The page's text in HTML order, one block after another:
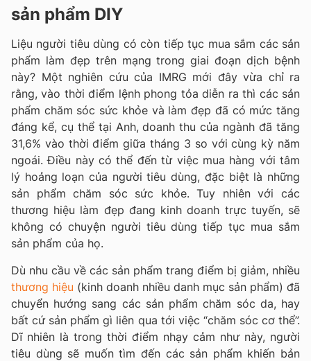
sản phẩm DIY
Liệu người tiêu dùng có còn tiếp tục mua sắm các sản
phẩm làm đẹp trên mạng trong giai đoạn dịch bệnh
này? Một nghiên cứu của IMRG mới đây vừa chỉ ra
rằng, vào thời điểm lệnh phong tỏa diễn ra thì các sản
phẩm chăm sóc sức khỏe và làm đẹp đã có mức tăng
đáng kể, cụ thể tại Anh, doanh thu của ngành đã tăng
31,6% vào thời điểm giữa tháng 3 so với cùng kỳ năm
ngoái. Điều này có thể đến từ việc mua hàng với tâm
lý hoảng loạn của người tiêu dùng, đặc biệt là những
sản phẩm chăm sóc sức khỏe. Tuy nhiên với các
thương hiệu làm đẹp đang kinh doanh trực tuyến, sẽ
không có chuyện người tiêu dùng tiếp tục mua sắm
sản phẩm của họ.
Dù nhu cầu về các sản phẩm trang điểm bị giảm, nhiều
thương hiệu (kinh doanh nhiều danh mục sản phẩm) đã
chuyển hướng sang các sản phẩm chăm sóc da, hay
bất cứ sản phẩm gì liên qua tới việc “chăm sóc cơ thể”.
Dĩ nhiên là trong thời điểm nhạy cảm như này, người
tiêu dùng sẽ muốn tìm đến các sản phẩm khiến bản